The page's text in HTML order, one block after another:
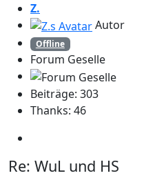
Z.
Autor
Offline
Forum Geselle
Beiträge: 303
Thanks: 46
Re: WuL und HS